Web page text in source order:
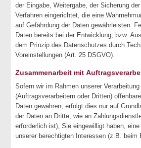
der Eingabe, Weitergabe, der Sicherung
Verfahren eingerichtet, die eine
auf Gefährdung der Daten gewährleisten.
Daten bereits bei der Entwicklung, bzw.
dem Prinzip des Datenschutzes durch
Voreinstellungen (Art. 25 DSGVO).
Zusammenarbeit mit
Sofern wir im Rahmen unserer
(Auftragsverarbeitern oder Dritten)
Daten gewähren, erfolgt dies nur auf
der Daten an Dritte, wie an
erforderlich ist), Sie eingewilligt haben,
unserer berechtigten Interessen (z.B.